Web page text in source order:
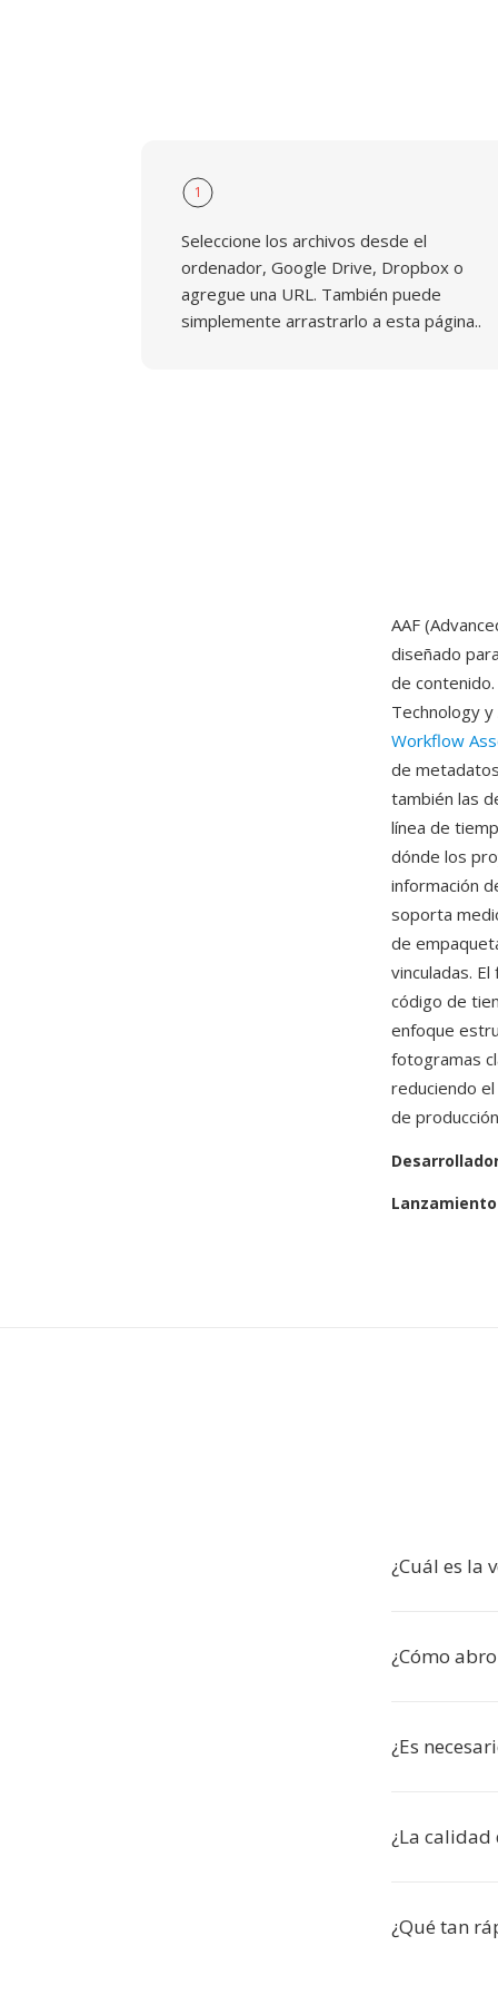
1
Seleccione los archivos desde el
ordenador, Google Drive, Dropbox o
agregue una URL. También puede
simplemente arrastrarlo a esta página..
AAF
diseñado
de
Technology
Workflow
de
también las
línea de
dónde los
información
soporta
de
vinculadas.
código de
enfoque
fotogramas
reduciendo
de
¿Cuál es la
¿Cómo
¿Es
¿La
¿Qué tan